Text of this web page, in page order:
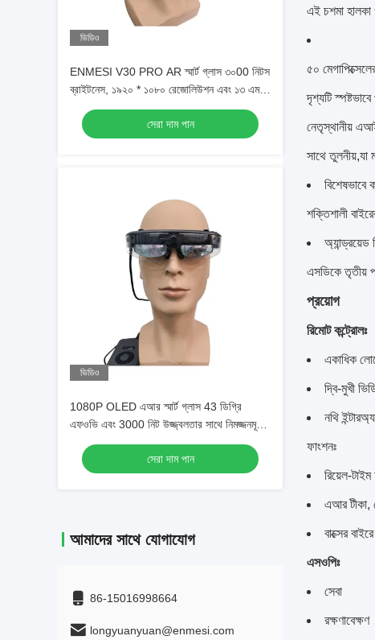
ভিডিও
ENMESI V30 PRO AR স্মার্ট গ্লাস ৩০00 নিটস
ব্রাইটনেস, ১৯২০ * ১০৮০ রেজোলিউশন এবং ১৩ এমপি
ক্যামেরা সহ
সেরা দাম পান
ভিডিও
1080P OLED এআর স্মার্ট গ্লাস 43 ডিগ্রি
এফওভি এবং 3000 নিট উজ্জ্বলতার সাথে নিমজ্জনমূলক
বর্ধিত বাস্তবতা অভিজ্ঞতার জন্য
সেরা দাম পান
আমাদের সাথে যোগাযোগ
86-15016998664
longyuanyuan@enmesi.com
এই চশমা হালকা
৫০
দৃশ্যটি
নেতৃস্থানীয়
সাথে তুলনীয়,যা
বিশেষভাবে
শক্তিশালী
অ্যান্ড্রয়েড
এসডিকে তৃতীয়
প্রয়োগ
রিমোট কন্ট্রোলঃ
একাধিক
দ্বি-মুখী
নথি
ফাংশনঃ
রিয়েল-
এআর টীকা,
বাক্সের বাইরে
এসওপিঃ
সেবা
রক্ষণাবেক্ষণ